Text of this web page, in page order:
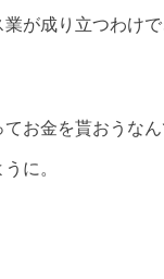
が成り立つわけ
お金を貰おうなん
に。